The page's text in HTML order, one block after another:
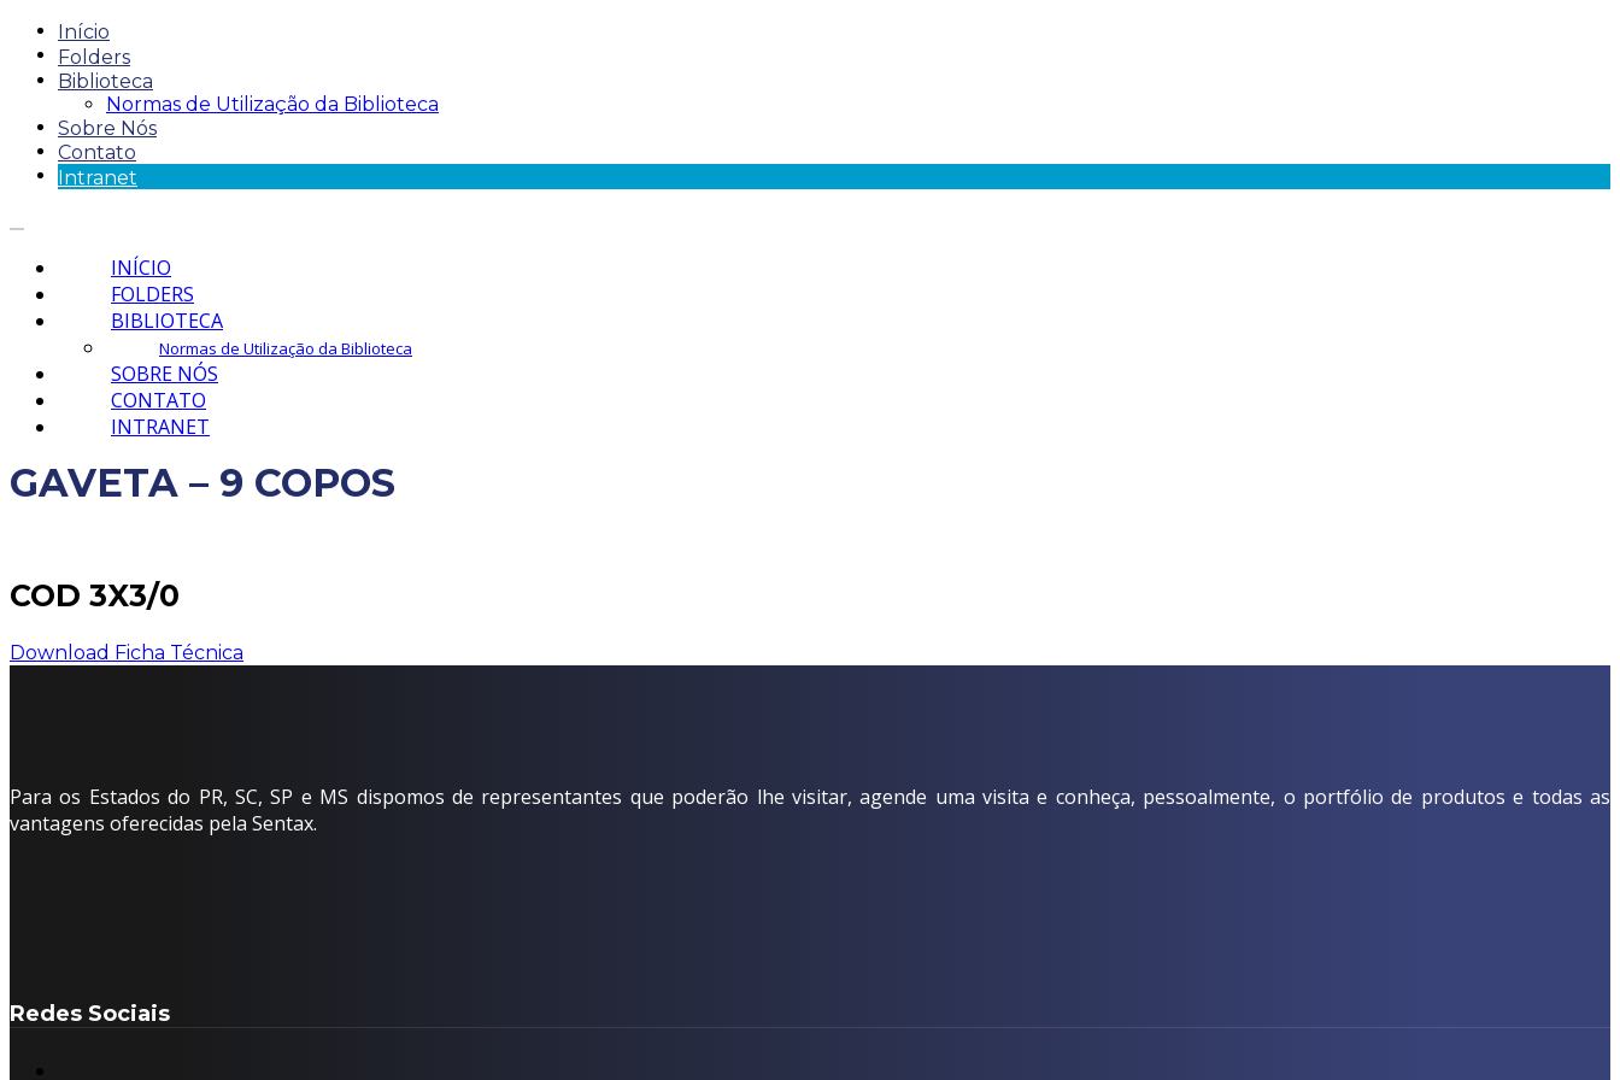
Início
Folders
Biblioteca
Normas de Utilização da Biblioteca
Sobre Nós
Contato
Intranet
INÍCIO
FOLDERS
BIBLIOTECA
Normas de Utilização da Biblioteca
SOBRE NÓS
CONTATO
INTRANET
GAVETA – 9 COPOS
COD 3X3/0
Download Ficha Técnica
Para os Estados do PR, SC, SP e MS dispomos de representantes que poderão lhe visitar, agende uma visita e conheça, pessoalmente, o portfólio de produtos e todas as
vantagens oferecidas pela Sentax.
Redes Sociais